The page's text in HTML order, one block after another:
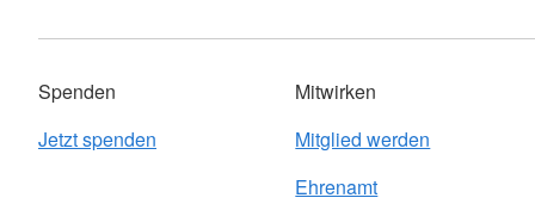
Spenden
Jetzt spenden
Mitwirken
Mitglied werden
Ehrenamt